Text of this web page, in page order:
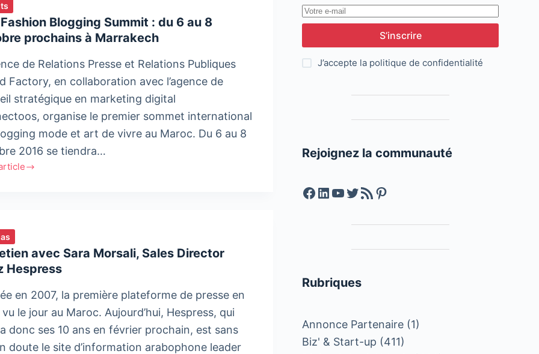
Blogging Summit : du 6 au 8
prochains à Marrakech
de Relations Presse et Relations Publiques
Factory, en collaboration avec l’agence de
stratégique en marketing digital
organise le premier sommet international
mode et art de vivre au Maroc. Du 6 au 8
2016 se tiendra…
avec Sara Morsali, Sales Director
Hespress
en 2007, la première plateforme de presse en
le jour au Maroc. Aujourd’hui, Hespress, qui
donc ses 10 ans en février prochain, est sans
doute le site d’information arabophone leader
S’inscrire
J’accepte la politique de confidentialité
Rejoignez la communauté
Facebook
LinkedIn
YouTube
Twitter
Feed RSSPinterest
Rubriques
Annonce Partenaire (1)
Biz' & Start-up (411)